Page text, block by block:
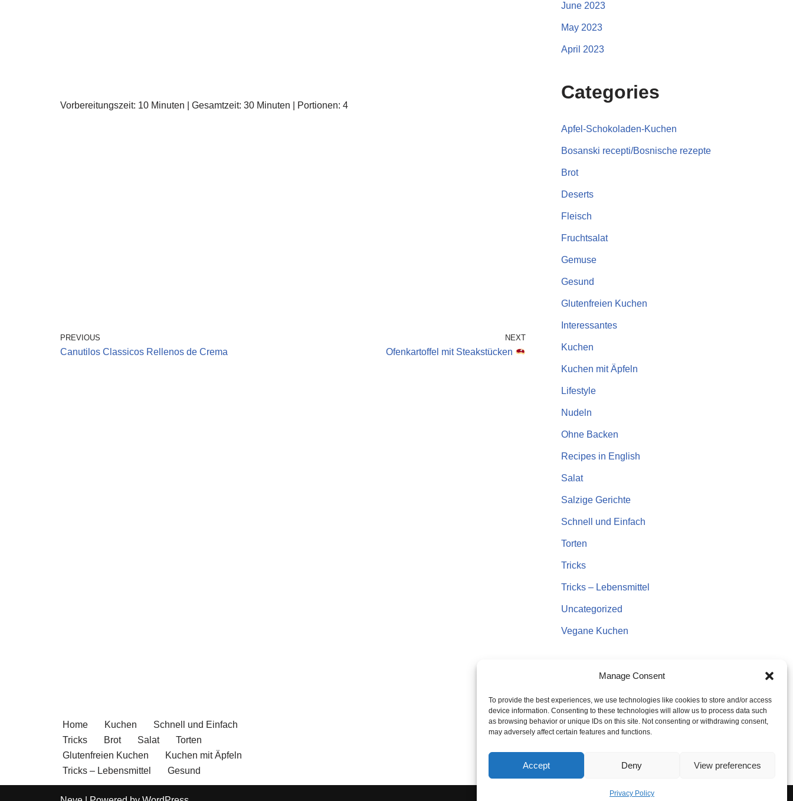
Manage Consent
To provide the best experiences, we use technologies like cookies to store and/or access
device information. Consenting to these technologies will allow us to process data such
as browsing behavior or unique IDs on this site. Not consenting or withdrawing consent,
may adversely affect certain features and functions.
Accept Deny View preferences
Privacy Policy
Vorbereitungszeit: 10 Minuten | Gesamtzeit: 30 Minuten | Portionen: 4
PREVIOUS
Canutilos Classicos Rellenos de Crema
NEXT
Ofenkartoffel mit Steakstücken
June 2023
May 2023
April 2023
Categories
Apfel-Schokoladen-Kuchen
Bosanski recepti/Bosnische rezepte
Brot
Deserts
Fleisch
Fruchtsalat
Gemuse
Gesund
Glutenfreien Kuchen
Interessantes
Kuchen
Kuchen mit Äpfeln
Lifestyle
Nudeln
Ohne Backen
Recipes in English
Salat
Salzige Gerichte
Schnell und Einfach
Torten
Tricks
Tricks – Lebensmittel
Uncategorized
Vegane Kuchen
Home Kuchen
Schnell und Einfach
Tricks
Brot Salat
Torten
Glutenfreien Kuchen
Kuchen mit Äpfeln
Tricks – Lebensmittel
Gesund